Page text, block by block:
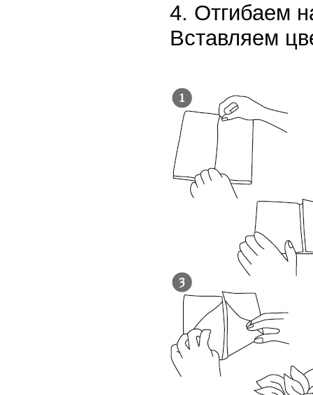
4. Отгибаем
Вставляем